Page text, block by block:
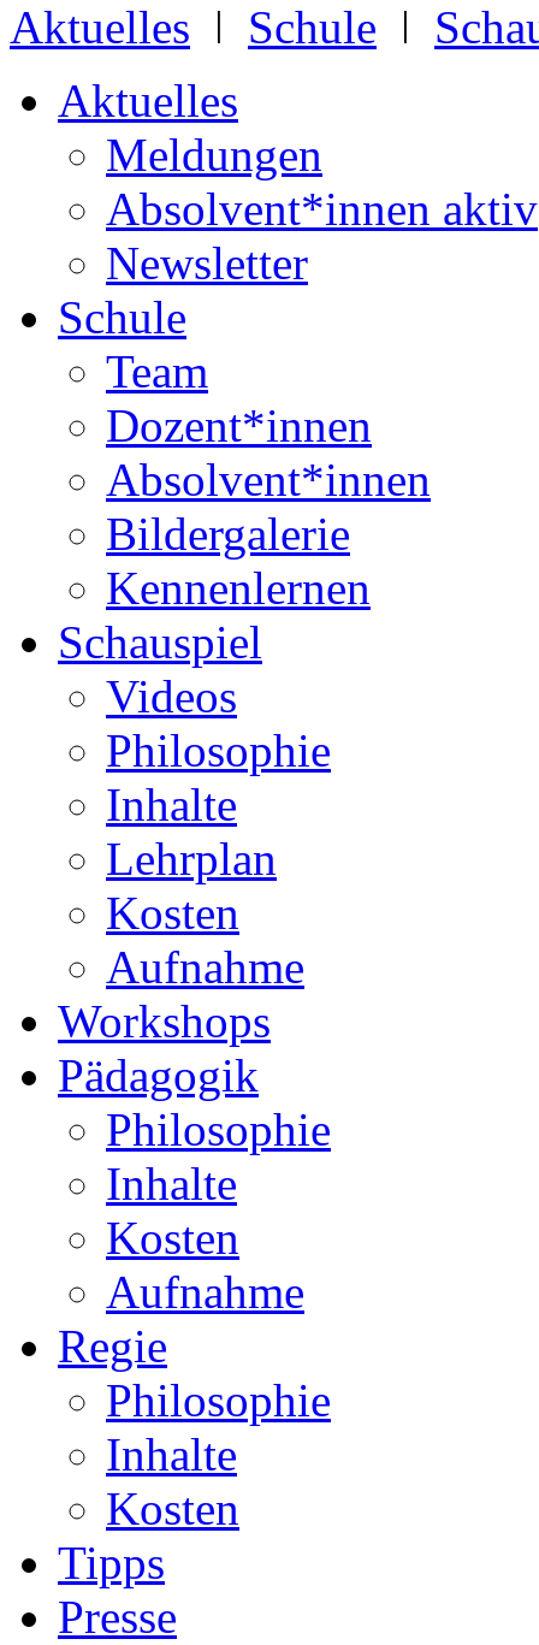
Aktuelles ǀ Schule ǀ
Aktuelles
Meldungen
Absolvent*innen aktiv
Newsletter
Schule
Team
Dozent*innen
Absolvent*innen
Bildergalerie
Kennenlernen
Schauspiel
Videos
Philosophie
Inhalte
Lehrplan
Kosten
Aufnahme
Workshops
Pädagogik
Philosophie
Inhalte
Kosten
Aufnahme
Regie
Philosophie
Inhalte
Kosten
Tipps
Presse